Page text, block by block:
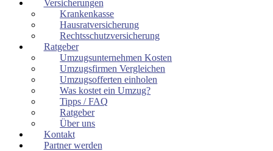
Versicherungen
Krankenkasse
Hausratversicherung
Rechtsschutzversicherung
Ratgeber
Umzugsunternehmen Kosten
Umzugsfirmen Vergleichen
Umzugsofferten einholen
Was kostet ein Umzug?
Tipps / FAQ
Ratgeber
Über uns
Kontakt
Partner werden